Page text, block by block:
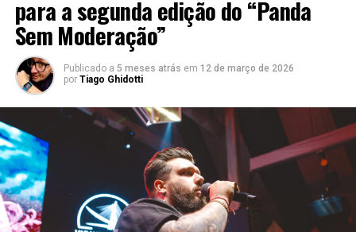
para a segunda edição do “Panda
Sem Moderação”
Publicado a 5 meses atrás em 12 de março de 2026
por Tiago Ghidotti